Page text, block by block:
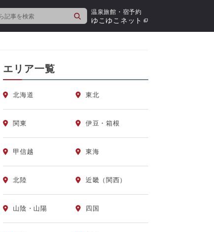
検
索
温泉旅館・宿予約
ゆこゆこネット
エリア一覧
北海道 東北
関東 伊豆・箱根
甲信越 東海
北陸 近畿（関西）
山陰・山陽 四国